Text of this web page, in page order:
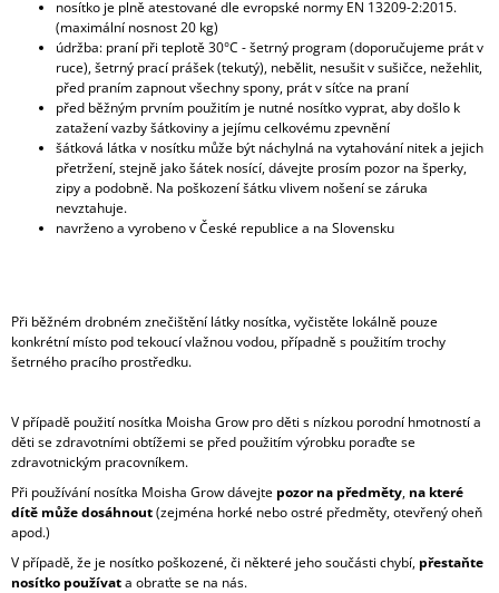
nosítko je plně atestované dle evropské normy EN 13209-2:2015.
(maximální nosnost 20 kg)
údržba: praní při teplotě 30°C - šetrný program (doporučujeme prát v
ruce), šetrný prací prášek (tekutý), nebělit, nesušit v sušičce, nežehlit,
před praním zapnout všechny spony, prát v síťce na praní
před běžným prvním použitím je nutné nosítko vyprat, aby došlo k
zatažení vazby šátkoviny a jejímu celkovému zpevnění
šátková látka v nosítku může být náchylná na vytahování nitek a jejich
přetržení, stejně jako šátek nosící, dávejte prosím pozor na šperky,
zipy a podobně. Na poškození šátku vlivem nošení se záruka
nevztahuje.
navrženo a vyrobeno v České republice a na Slovensku
Při běžném drobném znečištění látky nosítka, vyčistěte lokálně pouze
konkrétní místo pod tekoucí vlažnou vodou, případně s použitím trochy
šetrného pracího prostředku.
V případě použití nosítka Moisha Grow pro děti s nízkou porodní hmotností a
děti se zdravotními obtížemi se před použitím výrobku poraďte se
zdravotnickým pracovníkem.
Při používání nosítka Moisha Grow dávejte pozor na předměty, na které
dítě může dosáhnout(zejména horké nebo ostré předměty, otevřený oheň
apod.)
V případě, že je nosítko poškozené, či některé jeho součásti chybí, přestaňte
nosítko používata obraťte se na nás.